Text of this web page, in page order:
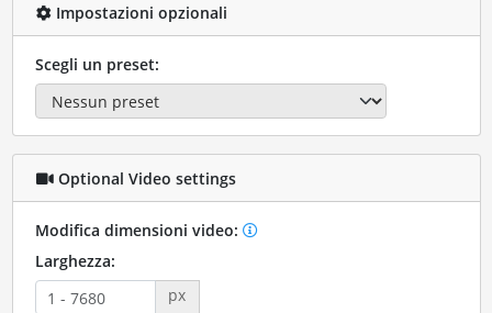
Impostazioni opzionali
Scegli un preset:
Optional Video settings
Modifica dimensioni video:
Larghezza:
px